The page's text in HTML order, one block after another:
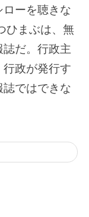
ーを聴きな
ひまぶは、無
だ。行政主
政が発行す
ではできな